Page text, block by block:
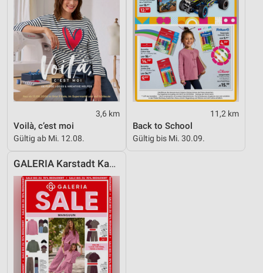
3,6 km
Voilà, c’est moi
Gültig ab Mi. 12.08.
11,2 km
Back to School
Gültig bis Mi. 30.09.
GALERIA Karstadt Kaufhof